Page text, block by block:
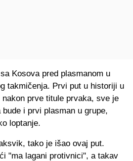
Kosova pred plasmanom u
takmičenja. Prvi put u historiji u
prve titule prvaka, sve je
i prvi plasman u grupe,
loptanje.
tako je išao ovaj put.
"ma lagani protivnici", a takav